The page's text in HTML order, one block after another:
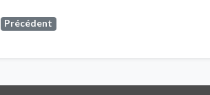
Précédent